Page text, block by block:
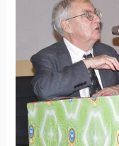
Social
Sciences (DSASS) –
2e édition